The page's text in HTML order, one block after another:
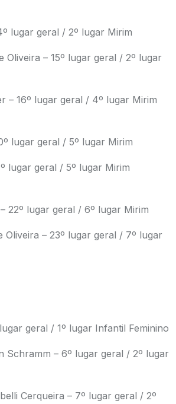
lugar geral / 2º lugar Mirim
Oliveira – 15º lugar geral / 2º lugar
– 16º lugar geral / 4º lugar Mirim
lugar geral / 5º lugar Mirim
lugar geral / 5º lugar Mirim
22º lugar geral / 6º lugar Mirim
Oliveira – 23º lugar geral / 7º lugar
geral / 1º lugar Infantil Feminino
Schramm – 6º lugar geral / 2º lugar
Cerqueira – 7º lugar geral / 2º